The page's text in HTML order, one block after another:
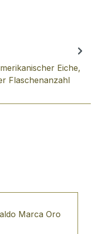
Eiche,
Flaschenanzahl